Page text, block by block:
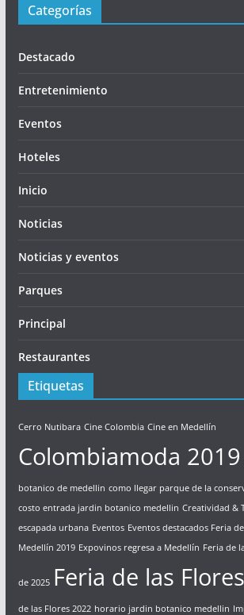
Categorías
Destacado
Entretenimiento
Eventos
Hoteles
Inicio
Noticias
Noticias y eventos
Parques
Principal
Restaurantes
Etiquetas
Cerro Nutibara Cine Colombia Cine en Medellín
Colombiamoda 2019
botanico de medellin como llegar parque de la
costo entrada jardin botanico medellin Creatividad &
escapada urbana Eventos Eventos destacados Feria
Medellín 2019 Expovinos regresa a Medellín Feria de
de 2025 Feria de las
de las Flores 2022 horario jardin botanico medellin